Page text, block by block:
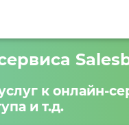
к онлайн-
и т.д.